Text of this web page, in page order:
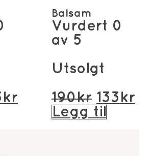
kr Nåværende
Balsam
Vurdert 0
av 5
Utsolgt
190kr
pris
133 kr
Legg til